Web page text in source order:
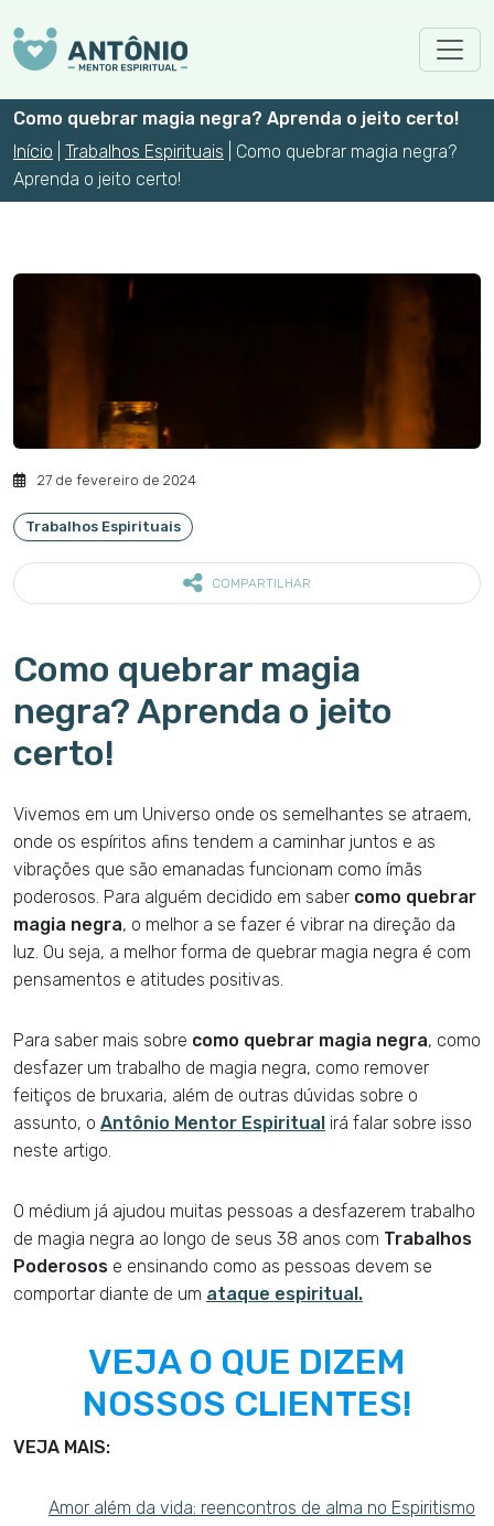
Como quebrar magia negra? Aprenda o jeito certo!
Início
Trabalhos Espirituais
Como quebrar magia negra?
Aprenda o jeito certo!
27 de fevereiro de 2024
Trabalhos Espirituais
COMPARTILHAR
Como quebrar magia
negra? Aprenda o jeito
certo!
Vivemos em um Universo onde os semelhantes se atraem,
onde os espíritos afins tendem a caminhar juntos e as
vibrações que são emanadas funcionam como ímãs
poderosos. Para alguém decidido em saber como quebrar
magia negra, o melhor a se fazer é vibrar na direção da
luz. Ou seja, a melhor forma de quebrar magia negra é com
pensamentos e atitudes positivas.
Para saber mais sobre como quebrar magia negra, como
desfazer um trabalho de magia negra, como remover
feitiços de bruxaria, além de outras dúvidas sobre o
assunto, o Antônio Mentor Espiritual irá falar sobre isso
neste artigo.
O médium já ajudou muitas pessoas a desfazerem trabalho
de magia negra ao longo de seus 38 anos com Trabalhos
Poderosos e ensinando como as pessoas devem se
comportar diante de um ataque espiritual.
VEJA O QUE DIZEM
NOSSOS CLIENTES!
VEJA MAIS:
Amor além da vida: reencontros de alma no Espiritismo